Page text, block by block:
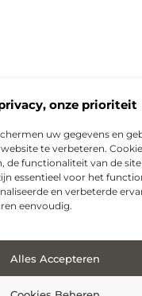
onze prioriteit
uw gegevens en
te verbeteren.
de functionaliteit van de
essentieel voor het
en verbeterde
eenvoudig.
Alles Accepteren